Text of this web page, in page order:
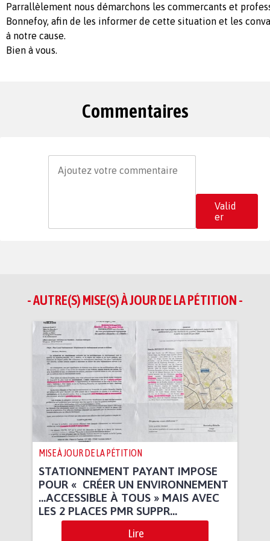
Parrallèlement nous démarchons les commercants et
Bonnefoy, afin de les informer de cette situation et les
à notre cause.
Bien à vous.
Commentaires
Valid
er
- AUTRE(S) MISE(S) À JOUR DE LA PÉTITION -
MISE À JOUR DE LA PÉTITION
STATIONNEMENT PAYANT IMPOSE
POUR « CRÉER UN ENVIRONNEMENT
...ACCESSIBLE À TOUS » MAIS AVEC
LES 2 PLACES PMR SUPPR...
Lire